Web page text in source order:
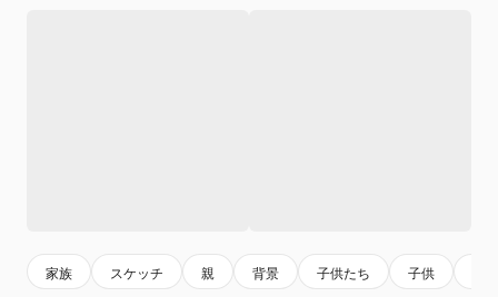
家族 スケッチ 親 背景 子供たち 子供